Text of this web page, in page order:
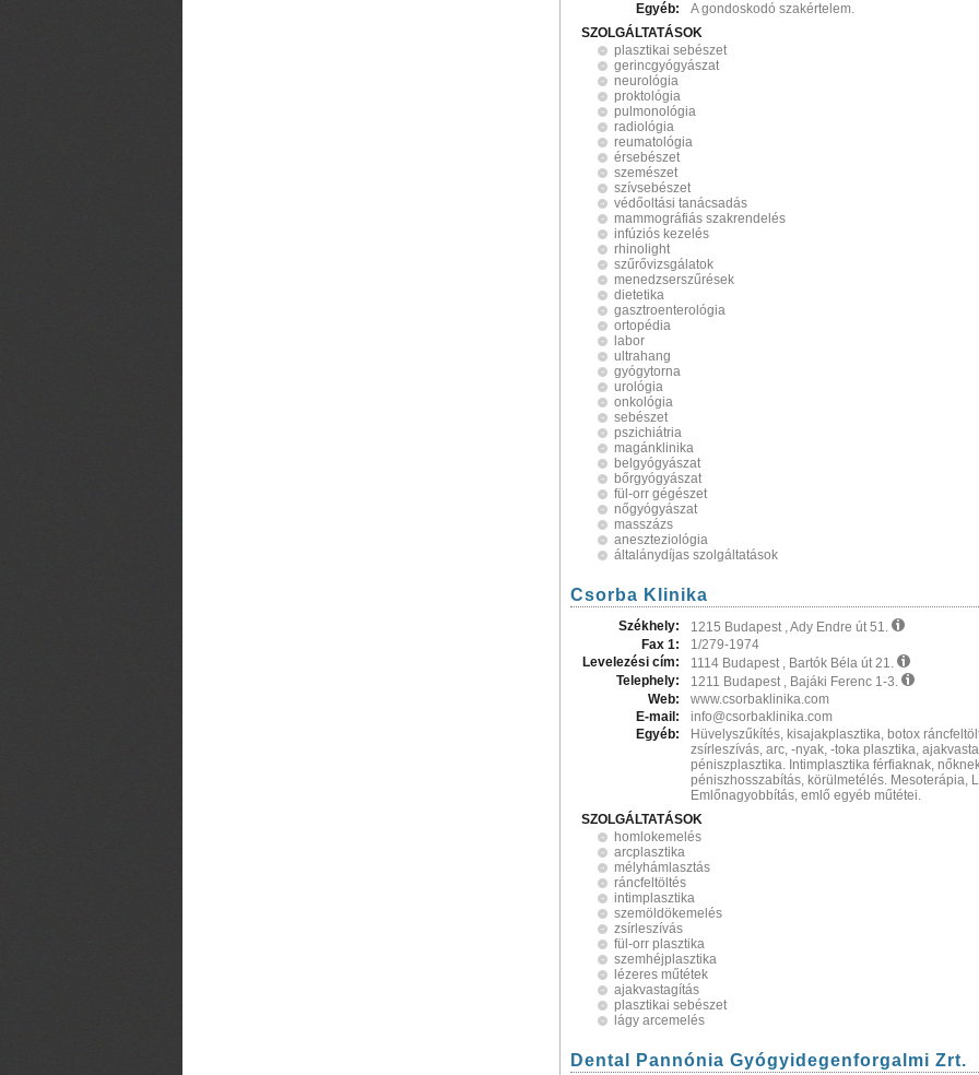
Egyéb:
A gondoskodó szakértelem.
SZOLGÁLTATÁSOK
plasztikai sebészet
gerincgyógyászat
neurológia
proktológia
pulmonológia
radiológia
reumatológia
érsebészet
szemészet
szívsebészet
védőoltási tanácsadás
mammográfiás szakrendelés
infúziós kezelés
rhinolight
szűrővizsgálatok
menedzserszűrések
dietetika
gasztroenterológia
ortopédia
labor
ultrahang
gyógytorna
urológia
onkológia
sebészet
pszichiátria
magánklinika
belgyógyászat
bőrgyógyászat
fül-orr gégészet
nőgyógyászat
masszázs
aneszteziológia
általánydíjas szolgáltatások
Csorba Klinika
Székhely:
1215 Budapest , Ady Endre út 51.
Fax 1:
1/279-1974
Levelezési cím:
1114 Budapest , Bartók Béla út 21.
Telephely:
1211 Budapest , Bajáki Ferenc 1-3.
Web:
www.csorbaklinika.com
E-mail:
info@csorbaklinika.com
Egyéb:
Hüvelyszűkítés, kisajakplasztika, botox
zsírleszívás, arc, -nyak, -toka plasztika,
péniszplasztika. Intimplasztika férfiaknak,
péniszhosszabítás, körülmetélés. Mesoterápia,
Emlőnagyobbítás, emlő egyéb műtétei.
SZOLGÁLTATÁSOK
homlokemelés
arcplasztika
mélyhámlasztás
ráncfeltöltés
intimplasztika
szemöldökemelés
zsírleszívás
fül-orr plasztika
szemhéjplasztika
lézeres műtétek
ajakvastagítás
plasztikai sebészet
lágy arcemelés
Dental Pannónia Gyógyidegenforgalmi Zrt.